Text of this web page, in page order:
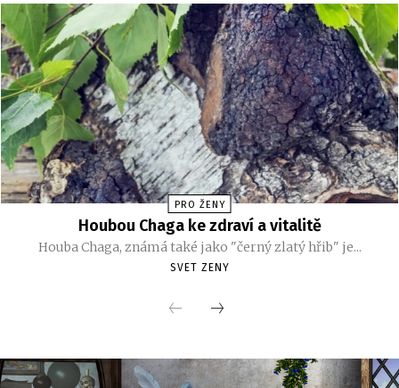
PRO ŽENY
Houbou Chaga ke zdraví a vitalitě
Houba Chaga, známá také jako "černý zlatý hřib" je...
SVET ZENY